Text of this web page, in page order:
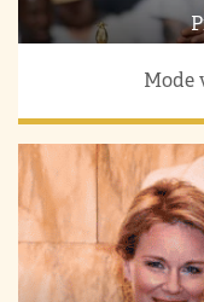
Mode